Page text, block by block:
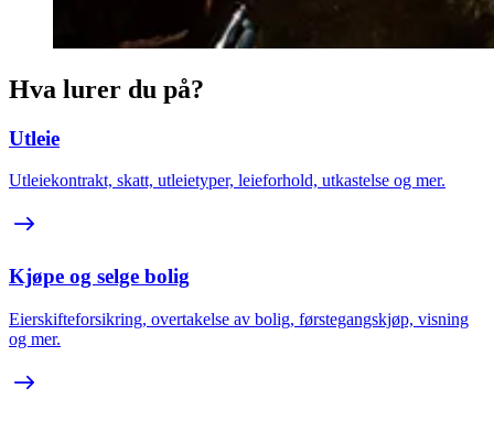
Hva lurer du på?
Utleie
Utleiekontrakt, skatt, utleietyper, leieforhold, utkastelse og mer.
Kjøpe og selge bolig
Eierskifteforsikring, overtakelse av bolig, førstegangskjøp, visning
og mer.